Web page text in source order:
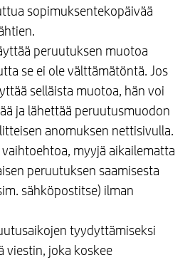
sopimuksentekopäivää
peruutuksen muotoa
se ei ole välttämätöntä. Jos
selläista muotoa, hän voi
ja lähettää peruutusmuodon
anomuksen nettisivulla.
myyjä aikailematta
peruutuksen saamisesta
sähköpostitse) ilman
tyydyttämiseksi
viestin, joka koskee